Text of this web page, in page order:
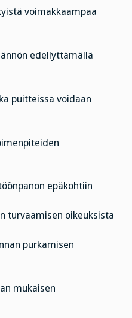
voimakkaampaa
edellyttämällä
puitteissa voidaan
epäkohtiin
turvaamisen oikeuksista
purkamisen
mukaisen